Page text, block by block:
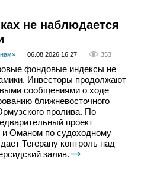
не наблюдается
06.08.2026 16:27 353
фондовые индексы не
Инвесторы продолжают
сообщениями о ходе
ближневосточного
пролива. По
проект
Оманом по судоходному
Тегерану контроль над
залив.